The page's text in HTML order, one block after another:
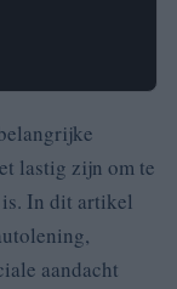
lastig zijn om te
is. In dit artikel
aandacht